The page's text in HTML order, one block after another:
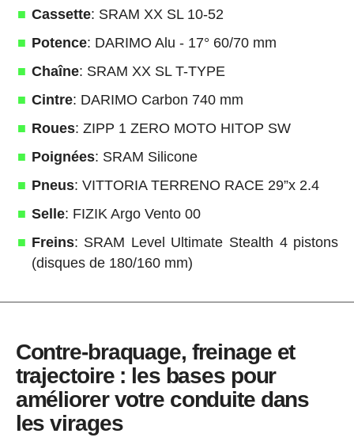
Cassette: SRAM XX SL 10-52
Potence: DARIMO Alu - 17° 60/70 mm
Chaîne: SRAM XX SL T-TYPE
Cintre: DARIMO Carbon 740 mm
Roues: ZIPP 1 ZERO MOTO HITOP SW
Poignées: SRAM Silicone
Pneus: VITTORIA TERRENO RACE 29”x 2.4
Selle: FIZIK Argo Vento 00
Freins: SRAM Level Ultimate Stealth 4 pistons
(disques de 180/160 mm)
Contre-braquage, freinage et
trajectoire : les bases pour
améliorer votre conduite dans
les virages